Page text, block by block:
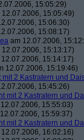
15:05:29)
12.07.2006, 15:05:49)
15:06:30)
15:08:17)
am 12.07.2006,
12.07.2006, 15:13:17)
15:14:17)
12.07.2006, 15:19:46)
2 Kastratern und
15:45:26)
mit 2 Kastratern und
15:55:03)
15:59:37)
mit 2 Kastratern und
16:02:16)